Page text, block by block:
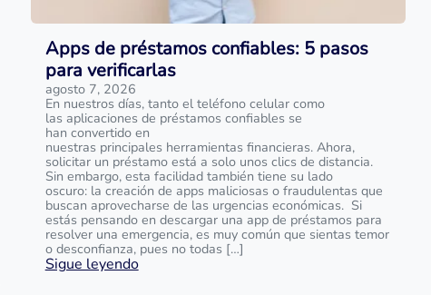
Apps de préstamos confiables: 5 pasos
para verificarlas
agosto 7, 2026
En nuestros días, tanto el teléfono celular como
las aplicaciones de préstamos confiables se
han convertido en
nuestras principales herramientas financieras. Ahora,
solicitar un préstamo está a solo unos clics de distancia.
Sin embargo, esta facilidad también tiene su lado
oscuro: la creación de apps maliciosas o fraudulentas que
buscan aprovecharse de las urgencias económicas. Si
estás pensando en descargar una app de préstamos para
resolver una emergencia, es muy común que sientas temor
o desconfianza, pues no todas […]
Sigue leyendo